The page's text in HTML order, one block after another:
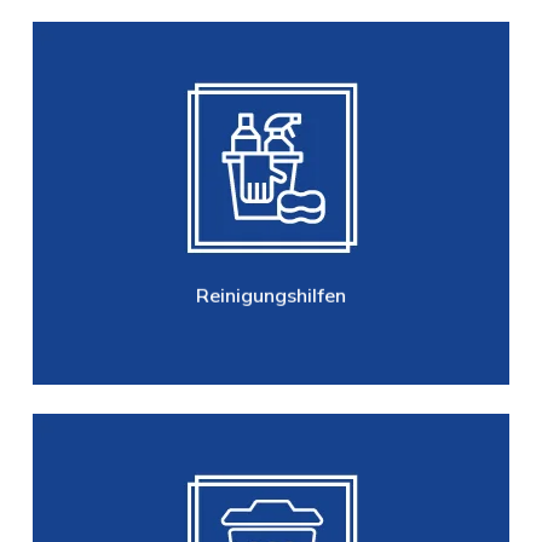
Reinigungshilfen
Reinigungshilfen
Reinigungstücher (Mehrweg und
Einweg), Schwämme, Topfreiniger,
Besen, Handfeger, Kehrschaufeln,
Bürsten, Fensterreinigungssysteme,
Eimer, Leitern, Dosiersysteme …